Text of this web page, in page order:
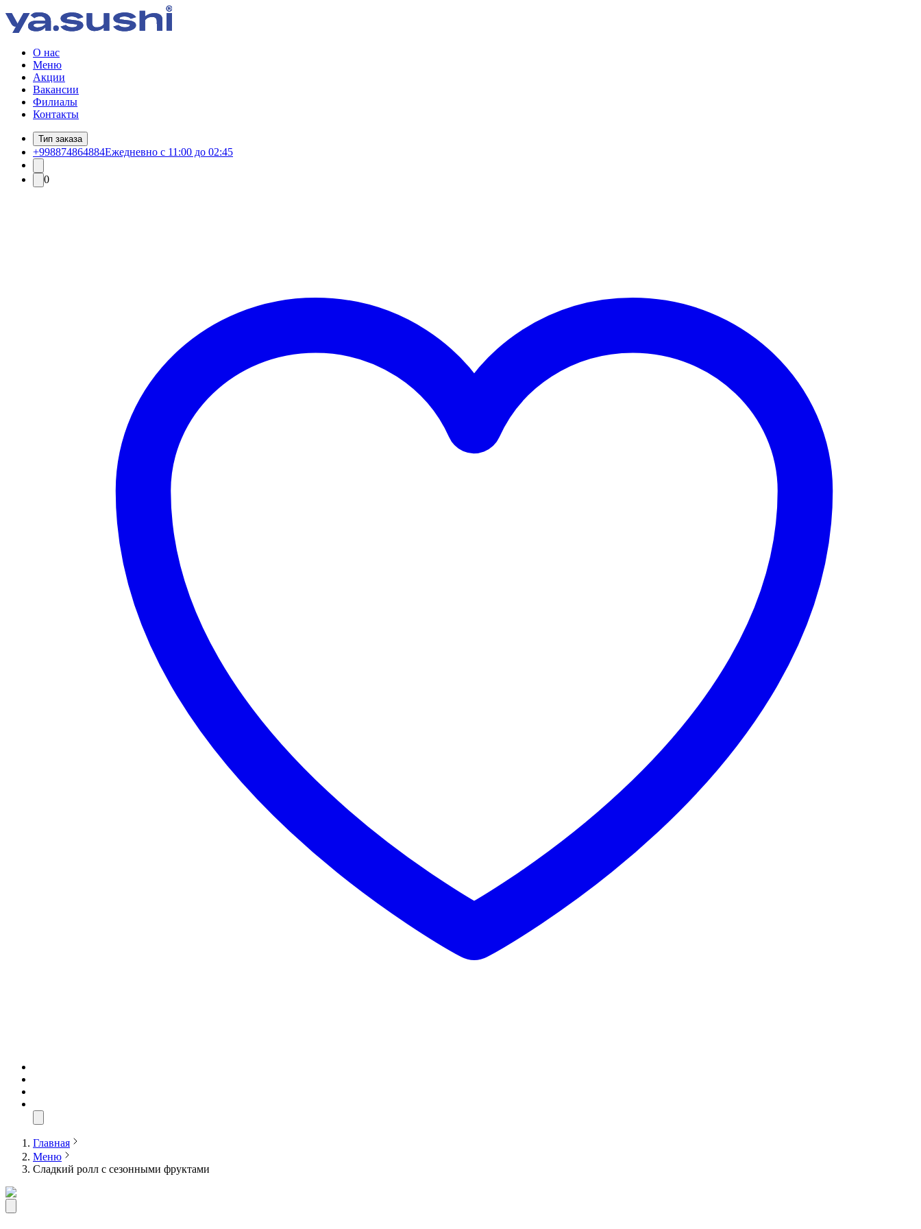
О нас
Меню
Акции
Вакансии
Филиалы
Контакты
Тип заказа
+998874864884Ежедневно с 11:00 до 02:45
0
Главная
Меню
Сладкий ролл с сезонными фруктами